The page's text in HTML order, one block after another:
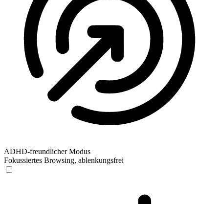
ADHD-freundlicher Modus
Fokussiertes Browsing, ablenkungsfrei